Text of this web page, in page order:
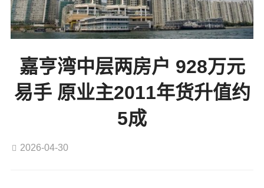
嘉亨湾中层两房户 928万元
易手 原业主2011年货升值约
5成
2026-04-30